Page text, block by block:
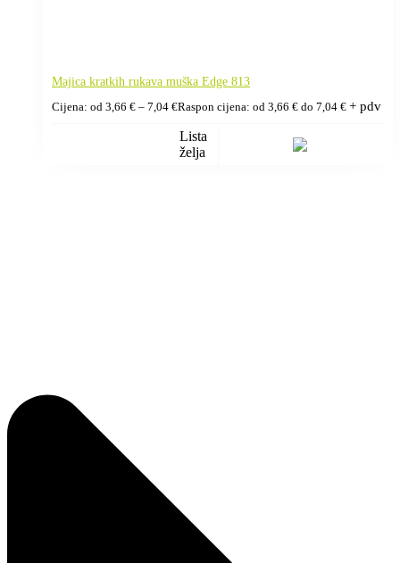
Majica kratkih rukava muška Edge 813
Cijena: od 3,66 € – 7,04 €Raspon cijena: od 3,66 € do 7,04 € + pdv
Lista
želja